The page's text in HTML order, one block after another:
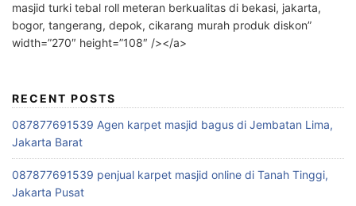
masjid turki tebal roll meteran berkualitas di bekasi, jakarta,
bogor, tangerang, depok, cikarang murah produk diskon”
width=”270″ height=”108″ /></a>
RECENT POSTS
087877691539 Agen karpet masjid bagus di Jembatan Lima,
Jakarta Barat
087877691539 penjual karpet masjid online di Tanah Tinggi,
Jakarta Pusat